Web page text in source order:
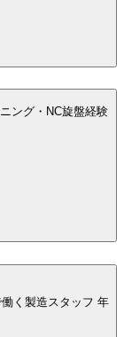
ング・NC旋盤経験
く製造スタッフ 年